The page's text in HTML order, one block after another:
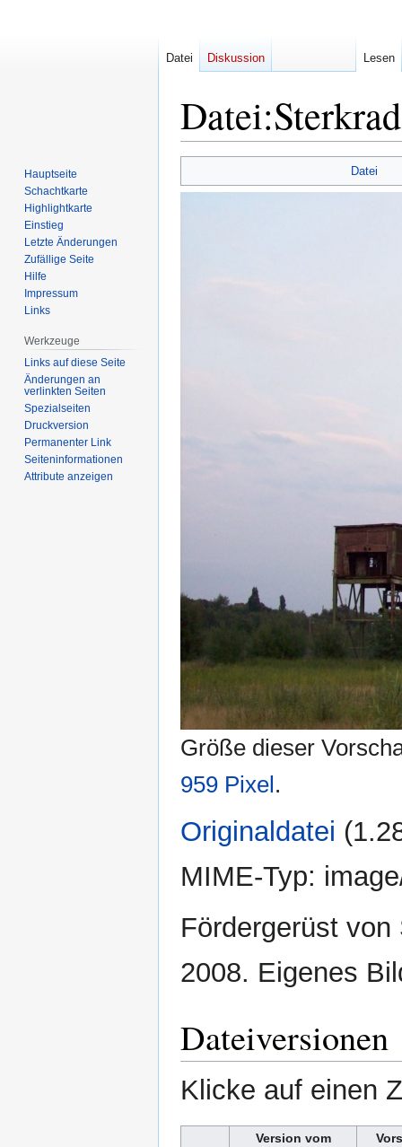
Datei:
Navigation
Suche
Datei
Größe dieser
959 Pixel.
Originaldatei
MIME-Typ:
Fördergerüst
2008. Eigenes
Dateiversionen
Klicke auf einen
Version vom
Datei Diskussion Lesen
Hauptseite
Schachtkarte
Highlightkarte
Einstieg
Letzte Änderungen
Zufällige Seite
Hilfe
Impressum
Links
Werkzeuge
Links auf diese Seite
Änderungen an
verlinkten Seiten
Spezialseiten
Druckversion
Permanenter Link
Seiten­­informationen
Attribute anzeigen